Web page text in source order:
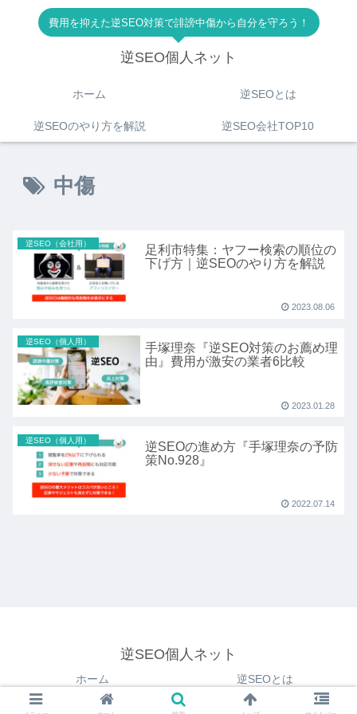
費用を抑えた逆SEO対策で誹謗中傷から自分を守ろう！
逆SEO個人ネット
ホーム 逆SEOとは
逆SEOのやり方を解説 逆SEO会社TOP10
中傷
逆SEO（会社用）
足利市特集：ヤフー検索の順位の
下げ方｜逆SEOのやり方を解説
2023.08.06
逆SEO（個人用）
手塚理奈『逆SEO対策のお薦め理
由』費用が激安の業者6比較
2023.01.28
逆SEO（個人用）
逆SEOの進め方『手塚理奈の予防
策No.928』
2022.07.14
逆SEO個人ネット
ホーム
逆SEOとは
逆SEOのやり方を解説
逆SEO会社TOP10